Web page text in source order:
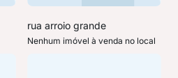
rua arroio grande
Nenhum imóvel à venda no local